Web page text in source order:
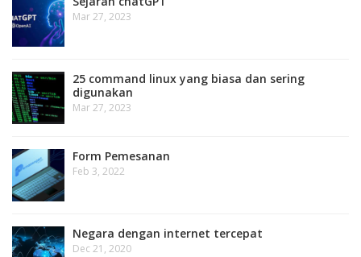
Mar 27, 2023
25 command linux yang biasa dan sering
digunakan
Mar 27, 2023
Form Pemesanan
Feb 3, 2022
Negara dengan internet tercepat
Dec 21, 2020